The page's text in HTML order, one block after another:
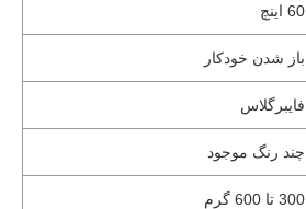
60 اینچ
باز شدن خودکار
فایبرگلاس
چند رنگ موجود
300 تا 600 گرم